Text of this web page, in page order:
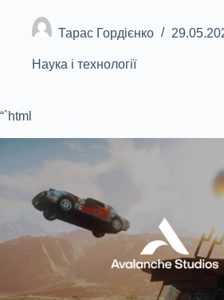
Тарас Гордієнко
Наука і технології
“`html